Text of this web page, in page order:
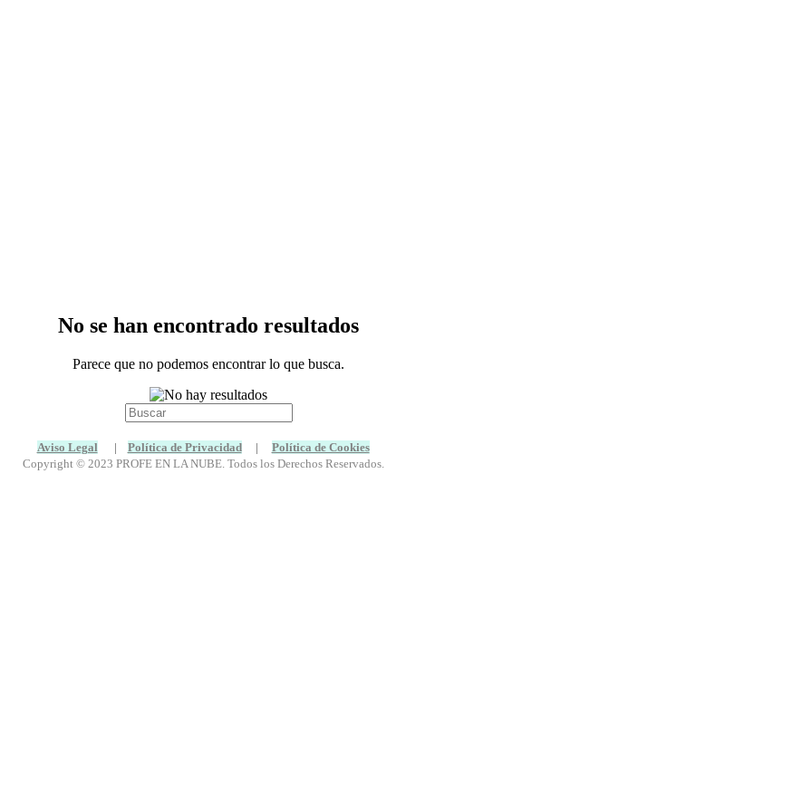
No se han encontrado resultados
Parece que no podemos encontrar lo que busca.
Buscar:
Aviso Legal | Política de Privacidad | Política de Cookies
Copyright © 2023 PROFE EN LA NUBE. Todos los Derechos Reservados.